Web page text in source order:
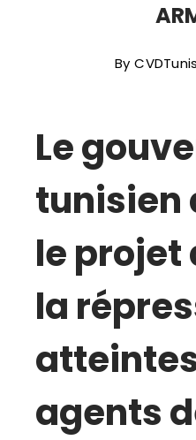
en
By
Le
tunisien
le projet
la
agents